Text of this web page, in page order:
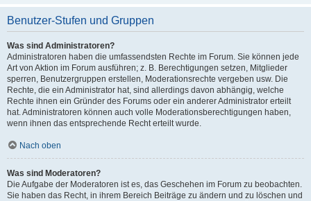
Benutzer-Stufen und Gruppen
Was sind Administratoren?
Administratoren haben die umfassendsten Rechte im Forum. Sie können jede
Art von Aktion im Forum ausführen; z. B. Berechtigungen setzen, Mitglieder
sperren, Benutzergruppen erstellen, Moderationsrechte vergeben usw. Die
Rechte, die ein Administrator hat, sind allerdings davon abhängig, welche
Rechte ihnen ein Gründer des Forums oder ein anderer Administrator erteilt
hat. Administratoren können auch volle Moderationsberechtigungen haben,
wenn ihnen das entsprechende Recht erteilt wurde.
Nach oben
Was sind Moderatoren?
Die Aufgabe der Moderatoren ist es, das Geschehen im Forum zu beobachten.
Sie haben das Recht, in ihrem Bereich Beiträge zu ändern und zu löschen und